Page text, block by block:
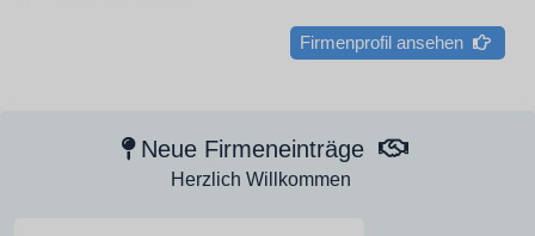
Firmenprofil ansehen
Neue Firmeneinträge
Herzlich Willkommen